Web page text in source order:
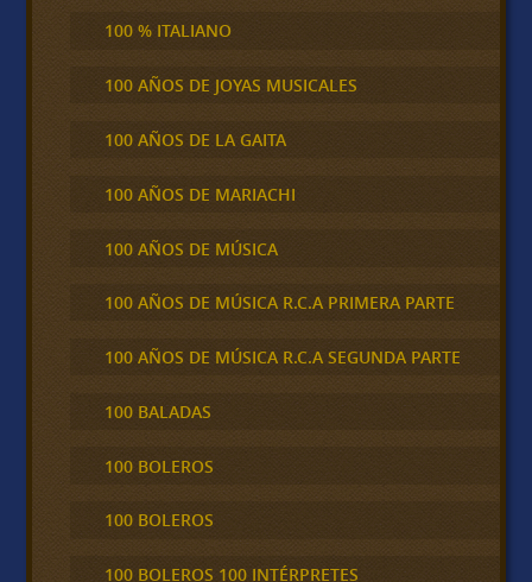
100 % ITALIANO
100 AÑOS DE JOYAS MUSICALES
100 AÑOS DE LA GAITA
100 AÑOS DE MARIACHI
100 AÑOS DE MÚSICA
100 AÑOS DE MÚSICA R.C.A PRIMERA PARTE
100 AÑOS DE MÚSICA R.C.A SEGUNDA PARTE
100 BALADAS
100 BOLEROS
100 BOLEROS
100 BOLEROS 100 INTÉRPRETES